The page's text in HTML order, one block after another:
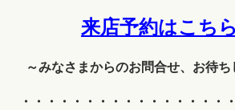
来店予約はこち
～みなさまからのお問合せ、お待
・・・・・・・・・・・・
・・・・